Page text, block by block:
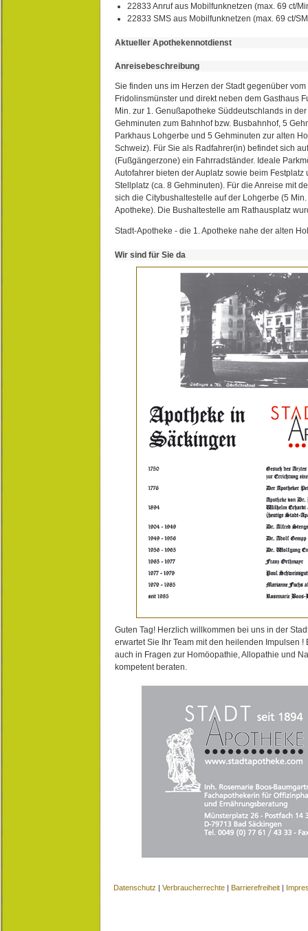
22833 Anruf aus Mobilfunknetzen (max. 69 ct/
22833 SMS aus Mobilfunknetzen (max. 69 ct/
Aktueller Apothekennotdienst
Anreisebeschreibung
Sie finden uns im Herzen der Stadt gegenüber
Fridolinsmünster und direkt neben dem Gasthaus
Min. zur 1. Genußapotheke Süddeutschlands in
Gehminuten zum Bahnhof bzw. Busbahnhof, 5
Parkhaus Lohgerbe und 5 Gehminuten zur alten
Schweiz). Für Sie als Radfahrer(in) befindet sich
(Fußgängerzone) ein Fahrradständer. Ideale
Autofahrer bieten der Auplatz sowie beim Festplatz
Stellplatz (ca. 8 Gehminuten). Für die Anreise mit
sich die Citybushaltestelle auf der Lohgerbe (5
Apotheke). Die Bushaltestelle am Rathausplatz
Stadt-Apotheke - die 1. Apotheke nahe der alten
Wir sind für Sie da
Guten Tag! Herzlich willkommen bei uns in der
erwartet Sie Ihr Team mit den heilenden Impulsen !
auch in Fragen zur Homöopathie, Allopathie und
kompetent beraten.
Datenschutz | Verbraucherrechte | Barrierefreiheit |